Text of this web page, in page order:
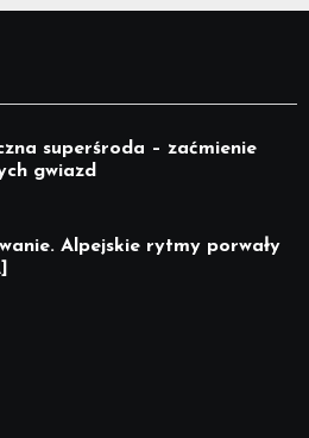
superśroda – zaćmienie
gwiazd
Alpejskie rytmy porwały